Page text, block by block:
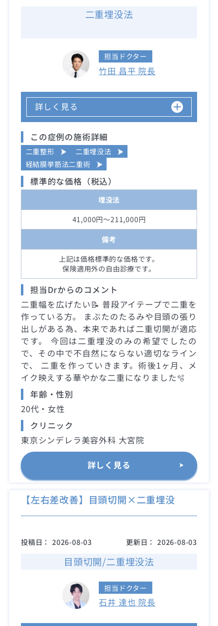
二重埋没法
担当ドクター
竹田 昌平 院長
詳しく見る
この症例の施術詳細
二重整形
二重埋没法
経結膜挙筋法二重術
標準的な価格（税込）
埋没法
41,000円～211,000円
備考
上記は価格標準的な価格です。
保険適用外の自由診療です。
担当Drからのコメント
二重幅を広げたい📝 普段アイテープで二重を
作っている方。 まぶたのたるみや目頭の張り
出しがある為、本来であれば二重切開が適応
です。 今回は二重埋没のみの希望でしたの
で、その中で不自然にならない適切なライン
で、 二重を作っていきます。術後1ヶ月、メ
イク映えする華やかな二重になりました🫧
年齢・性別
20代・女性
クリニック
東京シンデレラ美容外科 大宮院
詳しく見る
【左右差改善】目頭切開×二重埋没
投稿日： 2026-08-03 更新日： 2026-08-03
目頭切開/二重埋没法
担当ドクター
石井 達也 院長